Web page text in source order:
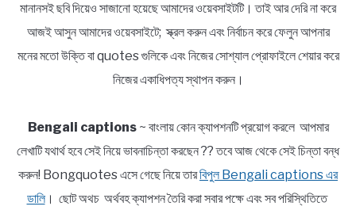
মানানসই ছবি দিয়েও সাজানো হয়েছে আমাদের ওয়েবসাইটটি। তাই আর দেরি না করে
আজই আসুন আমাদের ওয়েবসাইটে; স্ক্রল করুন এবং নির্বাচন করে ফেলুন আপনার
মনের মতো উক্তি বা quotes গুলিকে এবং নিজের সোশ্যাল প্রোফাইলে শেয়ার করে
নিজের একাধিপত্য স্থাপন করুন।
Bengali captions~ বাংলায় কোন ক্যাপশনটি প্রয়োগ করলে আপমার
লেখাটি যথার্থ হবে সেই নিয়ে ভাবনাচিন্তা করছেন ?? তবে আজ থেকে সেই চিন্তা বন্ধ
করুন! Bongquotes এসে গেছে নিয়ে তারবিপুল Bengali captions এর
ডালি। ছোট অথচ অর্থবহ ক্যাপশন তৈরি করা সবার পক্ষে এবং সব পরিস্থিতিতে